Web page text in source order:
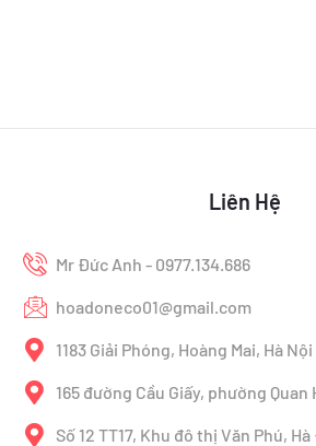
Liên Hệ
Mr Đức Anh - 0977.134.686
hoadoneco01@gmail.com
1183 Giải Phóng, Hoàng Mai, Hà Nội
165 đường Cầu Giấy, phường Quan
Số 12 TT17, Khu đô thị Văn Phú,